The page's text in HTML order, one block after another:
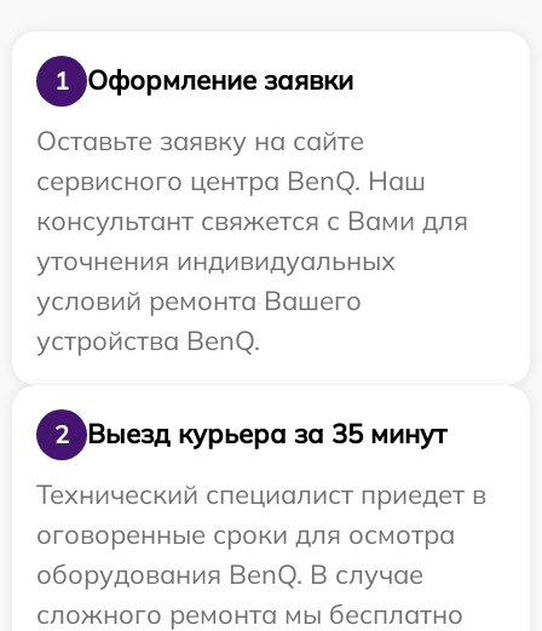
1
Оформление заявки
Оставьте заявку на сайте
сервисного центра BenQ. Наш
консультант свяжется с Вами для
уточнения индивидуальных
условий ремонта Вашего
устройства BenQ.
2
Выезд курьера за 35 минут
Технический специалист приедет в
оговоренные сроки для осмотра
оборудования BenQ. В случае
сложного ремонта мы бесплатно